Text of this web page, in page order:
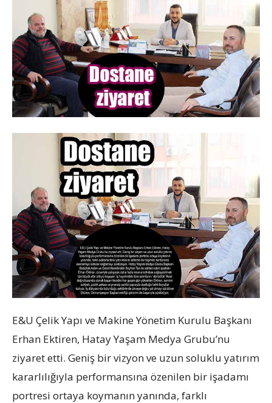
E&U Çelik Yapı ve Makine Yönetim Kurulu Başkanı
Erhan Ektiren, Hatay Yaşam Medya Grubu’nu
ziyaret etti. Geniş bir vizyon ve uzun soluklu yatırım
kararlılığıyla performansına özenilen bir işadamı
portresi ortaya koymanın yanında, farklı